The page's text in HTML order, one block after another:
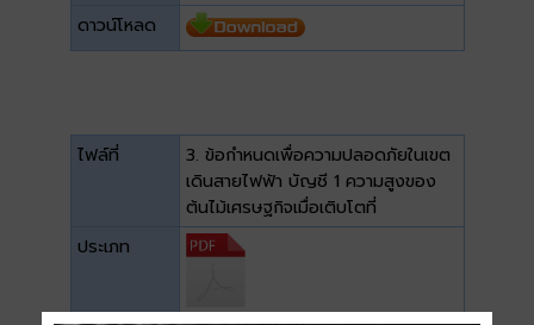
ดาวน์โหลด
ไฟล์ที่
3. ข้อกำหนดเพื่อความปลอดภัยในเขต
เดินสายไฟฟ้า บัญชี 1 ความสูงของ
ต้นไม้เศรษฐกิจเมื่อเติบโตที่
ประเภท